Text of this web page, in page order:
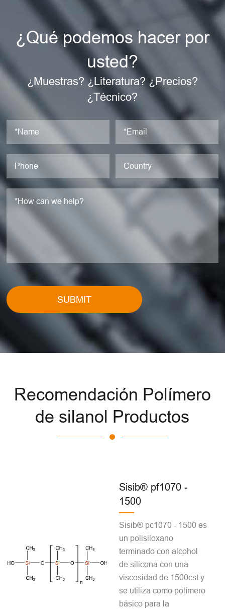
¿Qué podemos hacer por
usted?
¿Muestras? ¿Literatura? ¿Precios?
¿Técnico?
SUBMIT
Recomendación Polímero
de silanol Productos
Sisib® pf1070 -
1500
Sisib® pc1070 - 1500 es
un polisiloxano
terminado con alcohol
de silicona con una
viscosidad de 1500cst y
se utiliza como polímero
básico para la